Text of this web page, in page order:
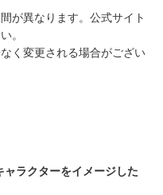
が異なります。公式サイト
。
く変更される場合がござい
ラクターをイメージした